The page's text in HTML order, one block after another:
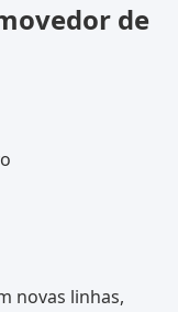
de
novas linhas,